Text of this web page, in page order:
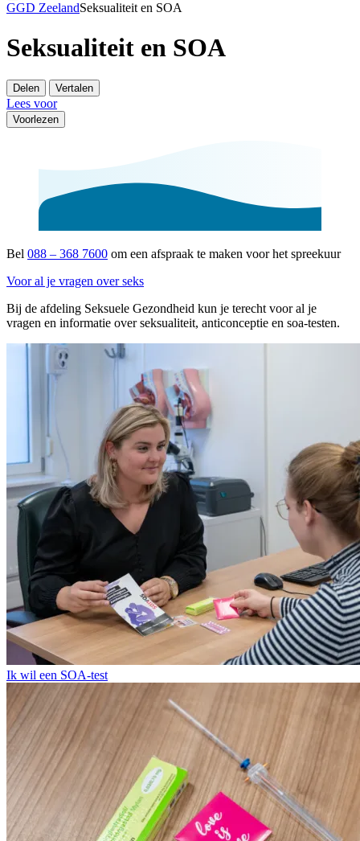
GGD ZeelandSeksualiteit en SOA
Seksualiteit en SOA
Delen Vertalen
Lees voor
Voorlezen
Bel 088 – 368 7600 om een afspraak te maken voor het spreekuur
Voor al je vragen over seks
Bij de afdeling Seksuele Gezondheid kun je terecht voor al je
vragen en informatie over seksualiteit, anticonceptie en soa-testen.
Ik wil een SOA-test